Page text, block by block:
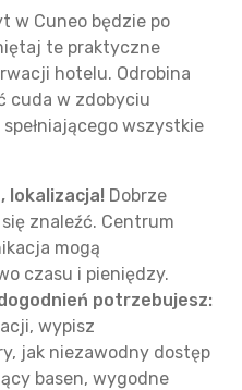
w Cuneo będzie po
te praktyczne
hotelu. Odrobina
cuda w zdobyciu
wszystkie
lokalizacja! Dobrze
znaleźć. Centrum
mogą
czasu i pieniędzy.
potrzebujesz:
wypisz
jak niezawodny dostęp
basen, wygodne